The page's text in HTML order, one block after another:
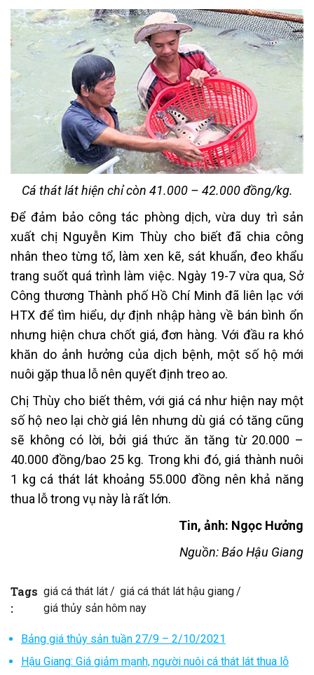
Cá thát lát hiện chỉ còn 41.000 – 42.000 đồng/kg.
Để đảm bảo công tác phòng dịch, vừa duy trì sản
xuất chị Nguyễn Kim Thùy cho biết đã chia công
nhân theo từng tổ, làm xen kẽ, sát khuẩn, đeo khẩu
trang suốt quá trình làm việc. Ngày 19-7 vừa qua, Sở
Công thương Thành phố Hồ Chí Minh đã liên lạc với
HTX để tìm hiểu, dự định nhập hàng về bán bình ổn
nhưng hiện chưa chốt giá, đơn hàng. Với đầu ra khó
khăn do ảnh hưởng của dịch bệnh, một số hộ mới
nuôi gặp thua lỗ nên quyết định treo ao.
Chị Thùy cho biết thêm, với giá cá như hiện nay một
số hộ neo lại chờ giá lên nhưng dù giá có tăng cũng
sẽ không có lời, bởi giá thức ăn tăng từ 20.000 –
40.000 đồng/bao 25 kg. Trong khi đó, giá thành nuôi
1 kg cá thát lát khoảng 55.000 đồng nên khả năng
thua lỗ trong vụ này là rất lớn.
Tin, ảnh: Ngọc Hưởng
Nguồn: Báo Hậu Giang
Tags
:
giá cá thát lát
giá cá thát lát hậu giang
giá thủy sản hôm nay
Bảng giá thủy sản tuần 27/9 – 2/10/2021
Hậu Giang: Giá giảm mạnh, người nuôi cá thát lát thua lỗ